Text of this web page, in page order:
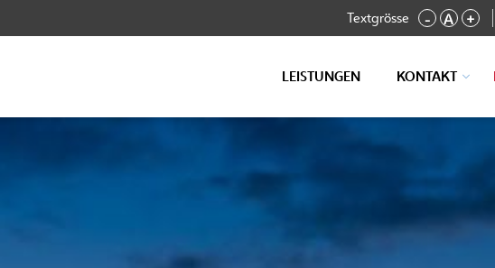
Textgrösse - A +
LEISTUNGEN KONTAKT